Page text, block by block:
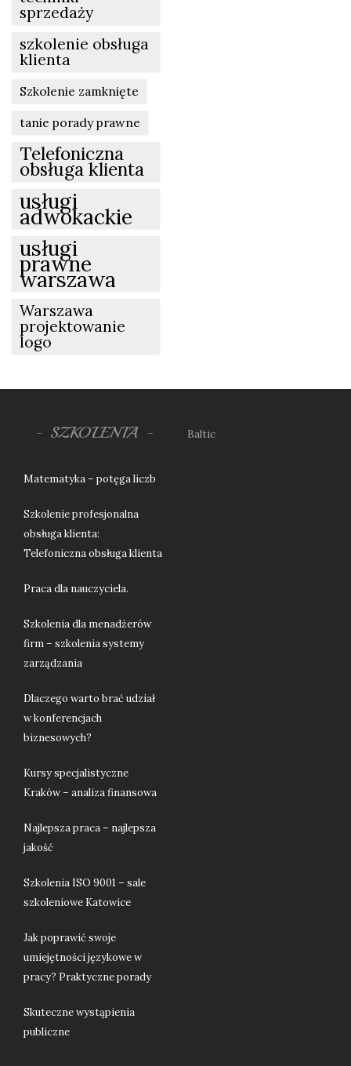
sprzedaży
szkolenie obsługa
klienta
Szkolenie zamknięte
tanie porady prawne
Telefoniczna
obsługa klienta
usługi
adwokackie
usługi
prawne
warszawa
Warszawa
projektowanie
logo
SZKOLENIA
Matematyka – potęga liczb
Szkolenie profesjonalna
obsługa klienta:
Telefoniczna obsługa klienta
Praca dla nauczyciela.
Szkolenia dla menadżerów
firm – szkolenia systemy
zarządzania
Dlaczego warto brać udział
w konferencjach
biznesowych?
Kursy specjalistyczne
Kraków – analiza finansowa
Najlepsza praca – najlepsza
jakość
Szkolenia ISO 9001 – sale
szkoleniowe Katowice
Jak poprawić swoje
umiejętności językowe w
pracy? Praktyczne porady
Skuteczne wystąpienia
publiczne
Baltic